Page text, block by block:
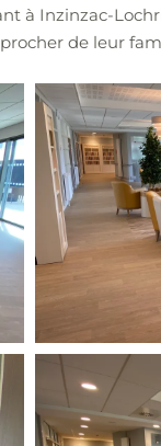
à Inzinzac-
de leur